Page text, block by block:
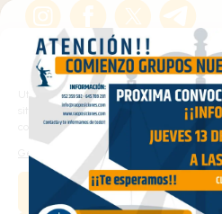
Gestionar el
de las cookies
Utilizamos cookies propias y de terceros
sitio web y personalizar el contenido.
configurarlas según sus preferencias o
Gestionar los serviciosHaz clic en «Estoy de
Google
Política de